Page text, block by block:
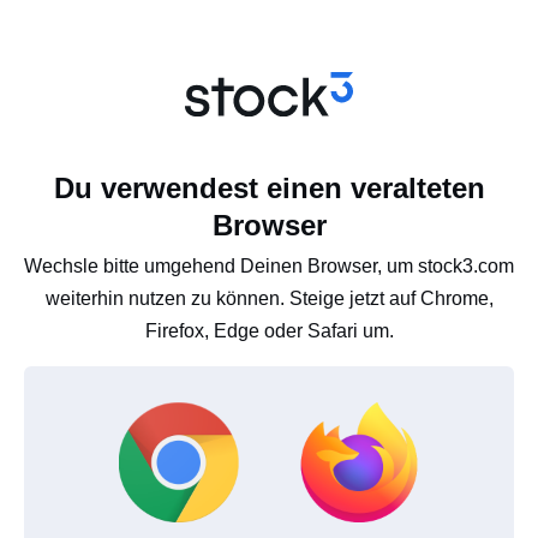
Du verwendest einen veralteten
Browser
Wechsle bitte umgehend Deinen Browser, um stock3.com
weiterhin nutzen zu können. Steige jetzt auf Chrome,
Firefox, Edge oder Safari um.